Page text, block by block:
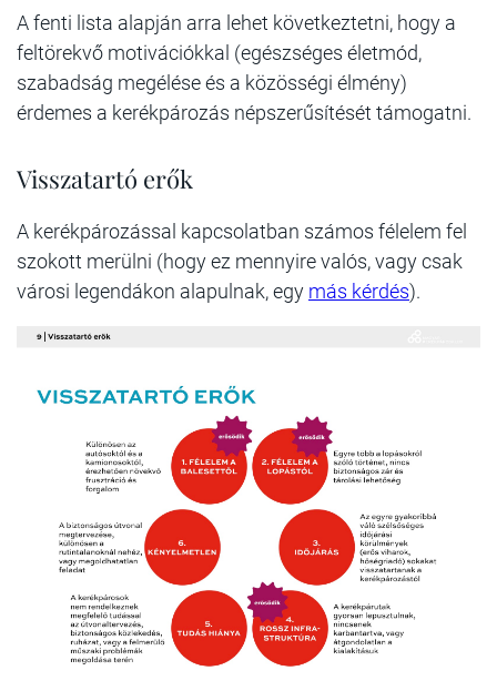
A fenti lista alapján arra lehet következtetni, hogy a
feltörekvő motivációkkal (egészséges életmód,
szabadság megélése és a közösségi élmény)
érdemes a kerékpározás népszerűsítését támogatni.
Visszatartó erők
A kerékpározással kapcsolatban számos félelem fel
szokott merülni (hogy ez mennyire valós, vagy csak
városi legendákon alapulnak, egy más kérdés).